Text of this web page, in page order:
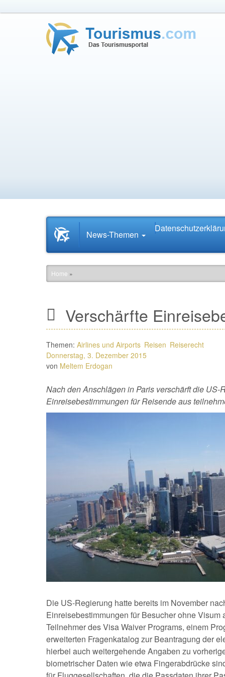
Startseite
News.Tourismus.com
News-Themen
Home »
Verschärfte
Themen: Airlines und Airports Reisen Reiserecht
Donnerstag, 3. Dezember 2015
von Meltem Erdogan
Nach den Anschlägen in Paris verschärft die
Einreisebestimmungen für Reisende aus
Die US-Regierung hatte bereits im November
Einreisebestimmungen für Besucher ohne
Teilnehmer des Visa Waiver Programs, einem
erweiterten Fragenkatalog zur Beantragung der
hierbei auch weitergehende Angaben zu
biometrischer Daten wie etwa Fingerabdrücke